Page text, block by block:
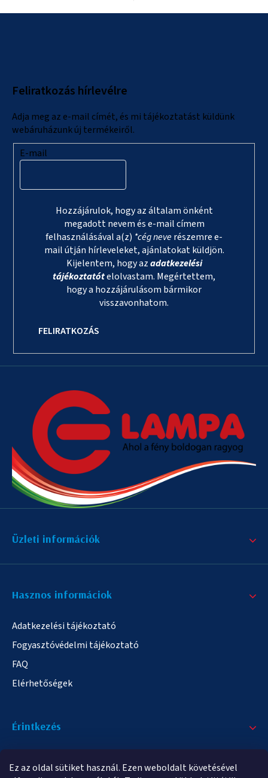
Ez az oldal sütiket használ. Ezen weboldalt követésével
Feliratkozás hírlevélre
Adja meg az e-mail címét, és mi tájékoztatást küldünk
webáruházunk új termékeiről.
E-mail
Hozzájárulok, hogy az általam önként
megadott nevem és e-mail címem
felhasználásával a(z) *cég neverészemre e-
mail útján hírleveleket, ajánlatokat küldjön.
Kijelentem, hogy azadatkezelési
tájékoztatótelolvastam. Megértettem,
hogy a hozzájárulásom bármikor
visszavonhatom.
FELIRATKOZÁS
Üzleti információk
Hasznos informáciok
Adatkezelési tájékoztató
Fogyasztóvédelmi tájékoztató
FAQ
Elérhetőségek
Érintkezés